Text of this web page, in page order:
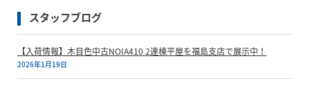
スタッフブログ
【入荷情報】木目色中古NOIA410 2連棟平屋を福島支店で展示中！
2026年1月19日